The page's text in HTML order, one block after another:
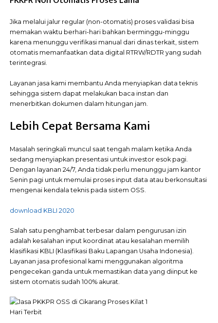
Jika melalui jalur regular (non-otomatis) proses validasi bisa
memakan waktu berhari-hari bahkan berminggu-minggu
karena menunggu verifikasi manual dari dinas terkait, sistem
otomatis memanfaatkan data digital RTRW/RDTR yang sudah
terintegrasi.
Layanan jasa kami membantu Anda menyiapkan data teknis
sehingga sistem dapat melakukan baca instan dan
menerbitkan dokumen dalam hitungan jam.
Lebih Cepat Bersama Kami
Masalah seringkali muncul saat tengah malam ketika Anda
sedang menyiapkan presentasi untuk investor esok pagi.
Dengan layanan 24/7, Anda tidak perlu menunggu jam kantor
Senin pagi untuk memulai proses input data atau berkonsultasi
mengenai kendala teknis pada sistem OSS.
download KBLI 2020
Salah satu penghambat terbesar dalam pengurusan izin
adalah kesalahan input koordinat atau kesalahan memilih
klasifikasi KBLI (Klasifikasi Baku Lapangan Usaha Indonesia).
Layanan jasa profesional kami menggunakan algoritma
pengecekan ganda untuk memastikan data yang diinput ke
sistem otomatis sudah 100% akurat.